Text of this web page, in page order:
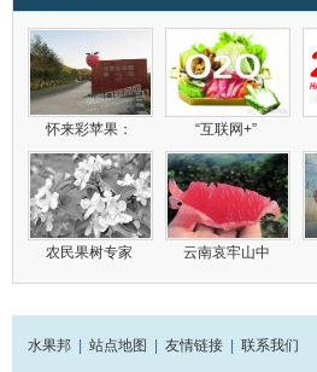
怀来彩苹果： “互联网+”
农民果树专家 云南哀牢山中
水果邦 站点地图 友情链接 联系我们